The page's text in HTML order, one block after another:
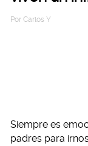
Por Carlos Y
Siempre es
padres para